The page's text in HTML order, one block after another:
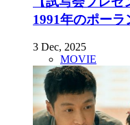
1991年のポー
3 Dec, 2025
MOVIE